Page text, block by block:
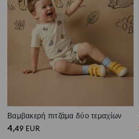
Βαμβακερή πιτζάμα δύο τεμαχίων
4,49 EUR